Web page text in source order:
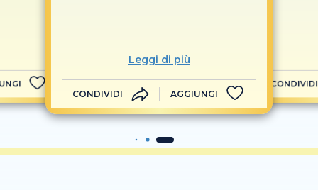
Leggi di più
CONDIVIDI AGGIUNGI
CONDIVIDI